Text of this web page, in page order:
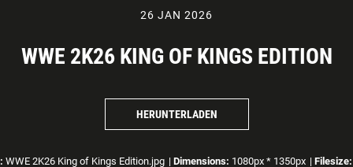
26 JAN 2026
WWE 2K26 KING OF KINGS EDITION
HERUNTERLADEN
WWE 2K26 King of Kings Edition.jpg | Dimensions: 1080px * 1350px | Filesize: